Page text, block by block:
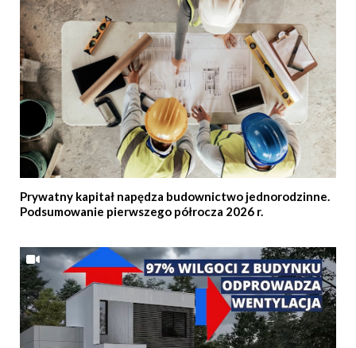
Prywatny kapitał napędza budownictwo jednorodzinne.
Podsumowanie pierwszego półrocza 2026 r.